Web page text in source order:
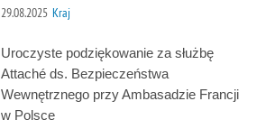
29.08.2025 Kraj
Uroczyste podziękowanie za służbę
Attaché ds. Bezpieczeństwa
Wewnętrznego przy Ambasadzie Francji
w Polsce